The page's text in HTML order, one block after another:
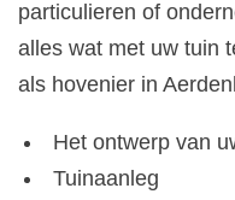
particulieren of
alles wat met uw tuin
als hovenier in
Het ontwerp van
Tuinaanleg